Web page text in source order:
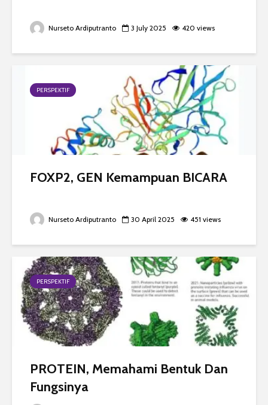
Nurseto Ardiputranto 3 July 2025 420 views
PERSPEKTIF
FOXP2, GEN Kemampuan BICARA
Nurseto Ardiputranto 30 April 2025 451 views
PERSPEKTIF
PROTEIN, Memahami Bentuk Dan
Fungsinya